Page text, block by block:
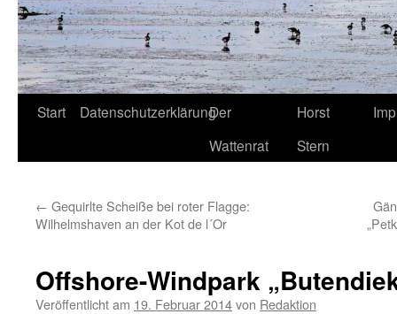
Start DatenschutzerklärungDer
Wattenrat
Horst
Stern
← Gequirlte Scheiße bei roter Flagge:
Wilhelmshaven an der Kot de l´Or
Offshore-Windpark
Veröffentlicht am 19. Februar 2014von Redaktion